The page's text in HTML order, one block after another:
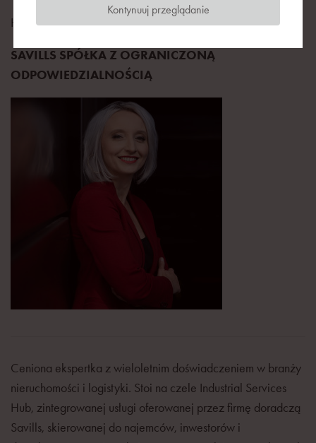
Head of Industrial Services Hub
SAVILLS SPÓŁKA Z OGRANICZONĄ
ODPOWIEDZIALNOŚCIĄ
Ceniona ekspertka z wieloletnim doświadczeniem w branży
nieruchomości i logistyki. Stoi na czele Industrial Services
Hub, zintegrowanej usługi oferowanej przez firmę doradczą
Savills, skierowanej do najemców, inwestorów i
Kontynuuj przeglądanie